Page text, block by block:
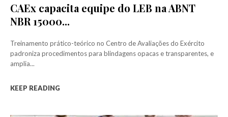
CAEx capacita equipe do LEB na ABNT
NBR 15000...
Treinamento prático-teórico no Centro de Avaliações do Exército
padroniza procedimentos para blindagens opacas e transparentes, e
amplia...
KEEP READING